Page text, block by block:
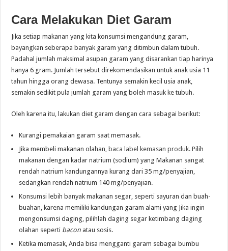
Cara Melakukan Diet Garam
Jika setiap makanan yang kita konsumsi mengandung garam,
bayangkan seberapa banyak garam yang ditimbun dalam tubuh.
Padahal jumlah maksimal asupan garam yang disarankan tiap harinya
hanya 6 gram. Jumlah tersebut direkomendasikan untuk anak usia 11
tahun hingga orang dewasa. Tentunya semakin kecil usia anak,
semakin sedikit pula jumlah garam yang boleh masuk ke tubuh.
Oleh karena itu, lakukan diet garam dengan cara sebagai berikut:
Kurangi pemakaian garam saat memasak.
Jika membeli makanan olahan, baca label kemasan produk. Pilih
makanan dengan kadar natrium (sodium) yang Makanan sangat
rendah natrium kandungannya kurang dari 35 mg/penyajian,
sedangkan rendah natrium 140 mg/penyajian.
Konsumsi lebih banyak makanan segar, seperti sayuran dan buah-
buahan, karena memiliki kandungan garam alami yang Jika ingin
mengonsumsi daging, pilihlah daging segar ketimbang daging
olahan seperti bacon atau sosis.
Ketika memasak, Anda bisa mengganti garam sebagai bumbu